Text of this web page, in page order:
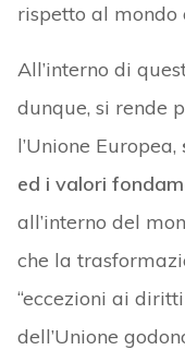
rispetto al mondo
All’interno di
dunque, si rende
l’Unione Europea,
ed i valori
all’interno del
che la
“eccezioni ai
dell’Unione